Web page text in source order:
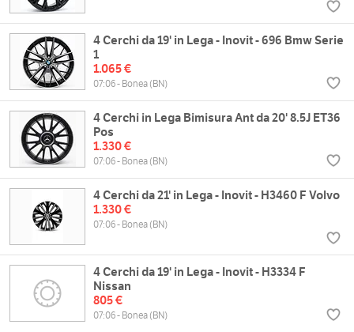
4 Cerchi da 19' in Lega - Inovit - 696 Bmw Serie
1
1.065 €
07:06 - Bonea (BN)
4 Cerchi in Lega Bimisura Ant da 20' 8.5J ET36
Pos
1.330 €
07:06 - Bonea (BN)
4 Cerchi da 21' in Lega - Inovit - H3460 F Volvo
1.330 €
07:06 - Bonea (BN)
4 Cerchi da 19' in Lega - Inovit - H3334 F
Nissan
805 €
07:06 - Bonea (BN)